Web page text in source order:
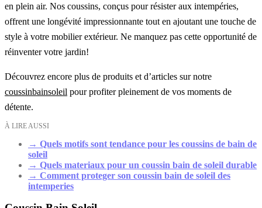
en plein air. Nos coussins, conçus pour résister aux intempéries,
offrent une longévité impressionnante tout en ajoutant une touche de
style à votre mobilier extérieur. Ne manquez pas cette opportunité de
réinventer votre jardin!
Découvrez encore plus de produits et d’articles sur notre
coussinbainsoleil pour profiter pleinement de vos moments de
détente.
À LIRE AUSSI
→ Quels motifs sont tendance pour les coussins de bain de
soleil
→ Quels materiaux pour un coussin bain de soleil durable
→ Comment proteger son coussin bain de soleil des
intemperies